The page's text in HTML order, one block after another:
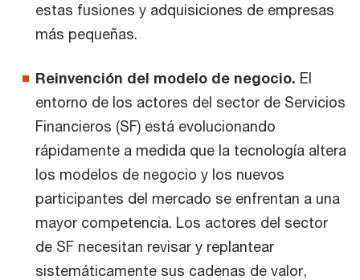
estas fusiones y adquisiciones de empresas
más pequeñas.
Reinvención del modelo de negocio. El
entorno de los actores del sector de Servicios
Financieros (SF) está evolucionando
rápidamente a medida que la tecnología altera
los modelos de negocio y los nuevos
participantes del mercado se enfrentan a una
mayor competencia. Los actores del sector
de SF necesitan revisar y replantear
sistemáticamente sus cadenas de valor,